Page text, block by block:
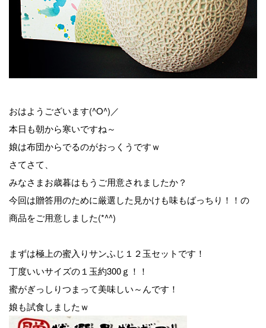
おはようございます(^O^)／
本日も朝から寒いですね～
娘は布団からでるのがおっくうですｗ
さてさて、
みなさまお歳暮はもうご用意されましたか？
今回は贈答用のために厳選した見かけも味もばっちり！！の
商品をご用意しました(*^^)
まずは極上の蜜入りサンふじ１２玉セットです！
丁度いいサイズの１玉約300ｇ！！
蜜がぎっしりつまって美味しい～んです！
娘も試食しましたｗ